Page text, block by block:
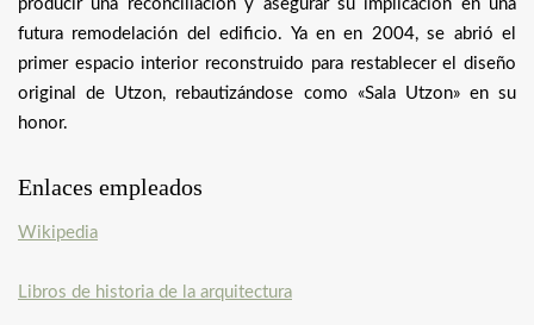
producir una reconciliación y asegurar su implicación en una
futura remodelación del edificio. Ya en en 2004, se abrió el
primer espacio interior reconstruido para restablecer el diseño
original de Utzon, rebautizándose como «Sala Utzon» en su
honor.
Enlaces empleados
Wikipedia
Libros de historia de la arquitectura